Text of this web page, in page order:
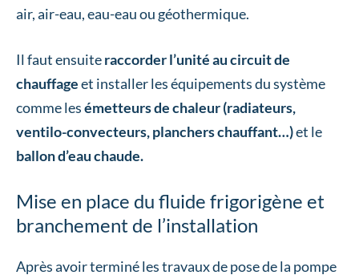
air, air-eau, eau-eau ou géothermique.
Il faut ensuiteraccorder l’unité au circuit de
chauffageet installer les équipements du système
comme lesémetteurs de chaleur (radiateurs,
ventilo-convecteurs, planchers chauffant…)et le
ballon d’eau chaude.
Mise en place du fluide frigorigène et
branchement de l’installation
Après avoir terminé les travaux de pose de la pompe